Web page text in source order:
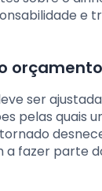
e
ser
pelas quais
fazer parte